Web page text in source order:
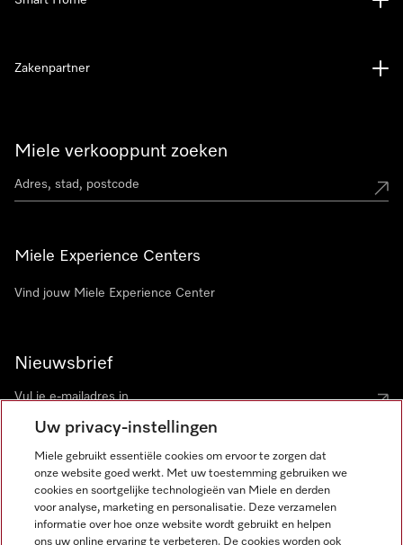
Miele verkooppunt zoeken
Miele Experience Centers
Vind jouw Miele Experience Center
Nieuwsbrief
Zakenpartner
Miele op Instagram
Miele op Facebook
Miele op Youtube
Uw privacy-instellingen
Miele gebruikt essentiële cookies om ervoor te zorgen dat
onze website goed werkt. Met uw toestemming gebruiken we
cookies en soortgelijke technologieën van Miele en derden
voor analyse, marketing en personalisatie. Deze verzamelen
informatie over hoe onze website wordt gebruikt en helpen
ons uw online ervaring te verbeteren. De cookies worden ook